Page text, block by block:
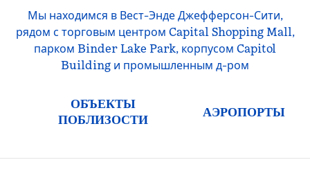
Мы находимся в Вест-Энде Джефферсон-Сити,
рядом с торговым центром Capital Shopping Mall,
парком Binder Lake Park, корпусом Capitol
Building и промышленным д-ром
ОБЪЕКТЫ
ПОБЛИЗОСТИ
АЭРОПОРТЫ